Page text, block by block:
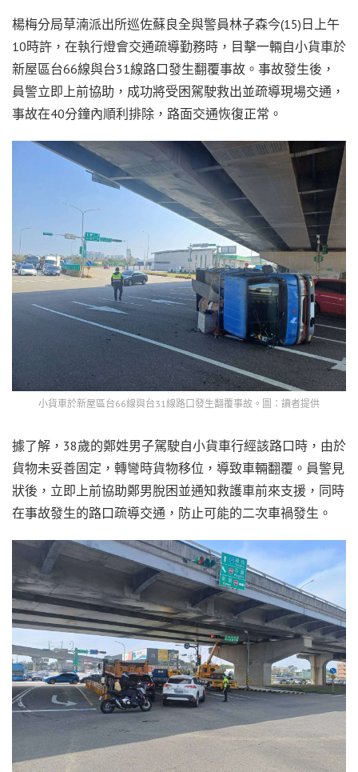
楊梅分局草湳派出所巡佐蘇良全與警員林子森今(15)日上午
10時許，在執行燈會交通疏導勤務時，目擊一輛自小貨車於
新屋區台66線與台31線路口發生翻覆事故。事故發生後，
員警立即上前協助，成功將受困駕駛救出並疏導現場交通，
事故在40分鐘內順利排除，路面交通恢復正常。
小貨車於新屋區台66線與台31線路口發生翻覆事故。圖：讀者提供
據了解，38歲的鄭姓男子駕駛自小貨車行經該路口時，由於
貨物未妥善固定，轉彎時貨物移位，導致車輛翻覆。員警見
狀後，立即上前協助鄭男脫困並通知救護車前來支援，同時
在事故發生的路口疏導交通，防止可能的二次車禍發生。